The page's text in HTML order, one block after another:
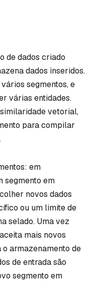
de dados criado
dados inseridos.
segmentos, e
várias entidades.
vetorial,
para compilar
em
segmento em
novos dados
ou um limite de
selado. Uma vez
mais novos
armazenamento de
de entrada são
segmento em